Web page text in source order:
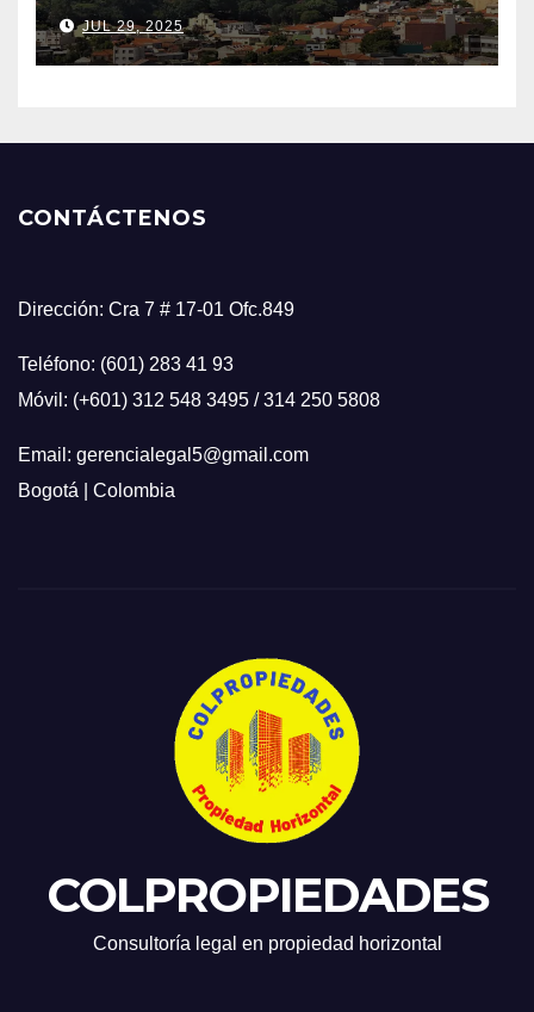
CONJUNTOS RESIDENCIALES
JUL 29, 2025
CONTÁCTENOS
Dirección: Cra 7 # 17-01 Ofc.849
Teléfono: (601) 283 41 93
Móvil: (+601) 312 548 3495 / 314 250 5808
Email: gerencialegal5@gmail.com
Bogotá | Colombia
COLPROPIEDADES
Consultoría legal en propiedad horizontal